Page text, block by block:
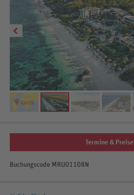
Termine & Preise
Buchungscode MRU01108N